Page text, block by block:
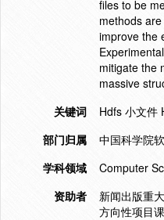
files to be
methods
improve the
mitigate the
massive
关键词
Hdfs 小文件
部门归属
中国科学院
学科领域
Computer
资助者
新闻出版重
方向性项目